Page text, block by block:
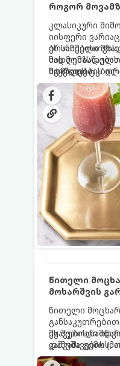
როგორ
კლასიკური
იისფერი
მაყვლის
ციტრუსოვანი
ბუშტუკები
მაგრილებელ
ეს სასმელი
მის
სჭირდება.
მომზადების
წითელი
მოხარშვის
წითელი
მჟავების
დამუშავების
ეს მეთოდი
კაშკაშა
თვისებას.